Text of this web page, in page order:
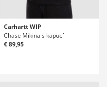
Carhartt WIP
Chase Mikina s kapucí
€ 89,95